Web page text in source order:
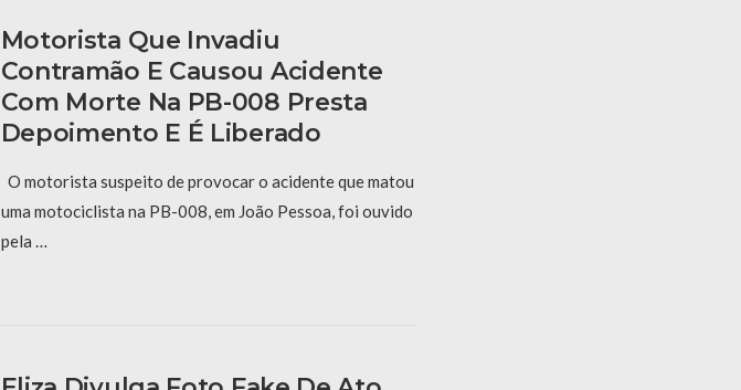
Motorista Que Invadiu
Contramão E Causou Acidente
Com Morte Na PB-008 Presta
Depoimento E É Liberado
O motorista suspeito de provocar o acidente que matou
uma motociclista na PB-008, em João Pessoa, foi ouvido
pela …